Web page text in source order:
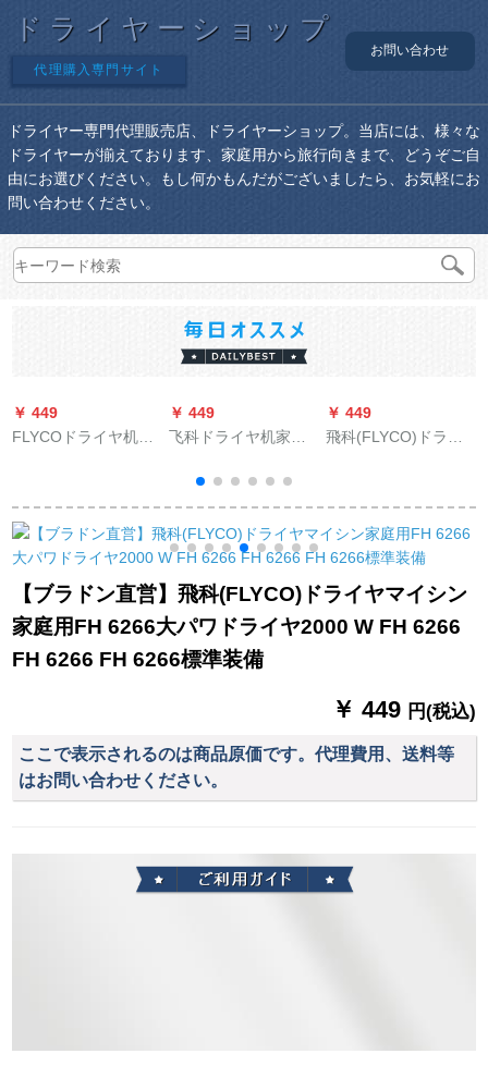
ドライヤーショップ
代理購入専門サイト
お問い合わせ
ドライヤー専門代理販売店、ドライヤーショップ。当店には、様々な
ドライヤーが揃えております、家庭用から旅行向きまで、どうぞご自
由にお選びください。もし何かもんだがございましたら、お気軽にお
問い合わせください。
￥ 449
FLYCOドライヤ机FH
マイナスオーの大パ
オは冷たい热风で折
りたたみ畳式ドレヤ
2000 Wラベル配送爪
7点セトです。
￥ 449
飞科ドライヤ机家庭
イヤ2000 W学生风筒
FH 6232 FH 6232ド
ライヤー
￥ 449
飛科(FLYCO)ドライ
式大出力ドライヤ200
W FH 6257白紫+エア
マットセト
【ブラドン直営】飛科(FLYCO)ドライヤマイシン
家庭用FH 6266大パワドライヤ2000 W FH 6266
FH 6266 FH 6266標準装備
￥ 449 円(税込)
ここで表示されるのは商品原価です。代理費用、送料等
はお問い合わせください。